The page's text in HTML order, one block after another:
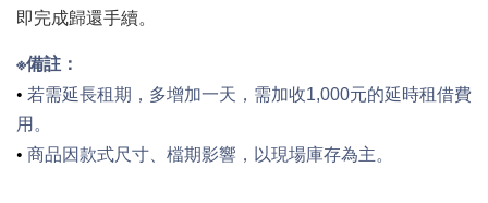
即完成歸還手續。
※備註：
• 若需延長租期，多增加一天，需加收1,000元的延時租借費
用。
• 商品因款式尺寸、檔期影響，以現場庫存為主。